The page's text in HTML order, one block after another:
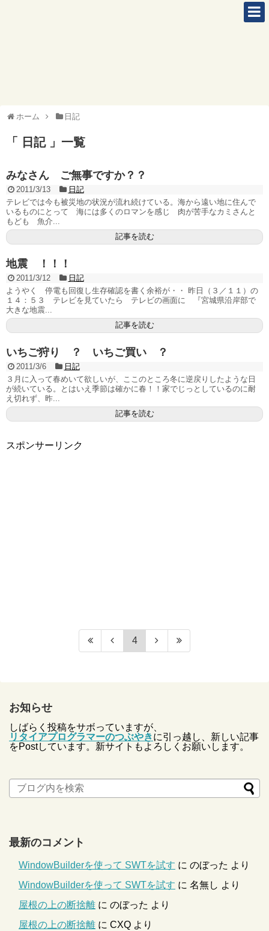
ホーム 日記
「 日記 」一覧
みなさん ご無事ですか？？
2011/3/13
日記
テレビでは今も被災地の状況が流れ続けている。海から遠い地に住んで
いるものにとって 海には多くのロマンを感じ 肉が苦手なカミさんと
もども 魚介...
記事を読む
地震 ！！！
2011/3/12
日記
ようやく 停電も回復し生存確認を書く余裕が・・ 昨日（３／１１）の
１４：５３ テレビを見ていたら テレビの画面に 『宮城県沿岸部で
大きな地震...
記事を読む
いちご狩り ？ いちご買い ？
2011/3/6
日記
３月に入って春めいて欲しいが、ここのところ冬に逆戻りしたような日
が続いている。とはいえ季節は確かに春！！家でじっとしているのに耐
え切れず、昨...
記事を読む
スポンサーリンク
4
お知らせ
しばらく投稿をサボっていますが、
リタイアプログラマーのつぶやきに引っ越し、新しい記事
をPostしています。新サイトもよろしくお願いします。
最新のコメント
WindowBuilderを使って SWTを試す に のぼった より
WindowBuilderを使って SWTを試す に 名無し より
屋根の上の断捨離 に のぼった より
屋根の上の断捨離 に CXQ より